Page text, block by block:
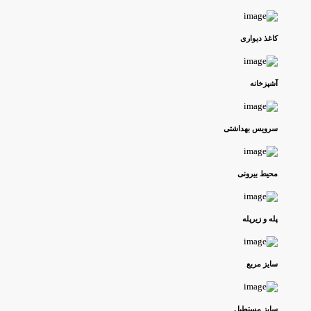
کاغذ دیواری
آشپزخانه
سرویس بهداشتی
محیط بیرونی
پله و زیرپله
سایز مربع
سایز مستطیل